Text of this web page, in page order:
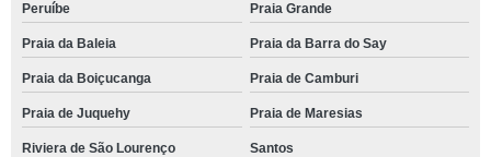
Peruíbe Praia Grande
Praia da Baleia Praia da Barra do Say
Praia da Boiçucanga Praia de Camburi
Praia de Juquehy Praia de Maresias
Riviera de São Lourenço Santos